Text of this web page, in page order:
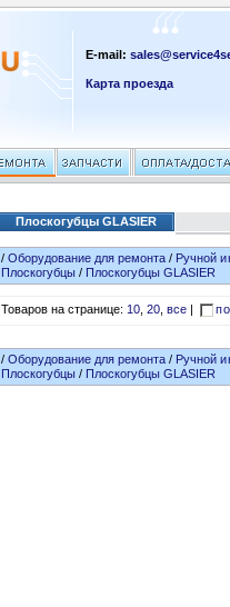
E-mail:
Карта проезда
Плоскогубцы GLASIER
/Оборудование для ремонта / Ручной
Плоскогубцы/Плоскогубцы GLASIER
Товаров на странице:10,20,все
/Оборудование для ремонта / Ручной
Плоскогубцы/Плоскогубцы GLASIER